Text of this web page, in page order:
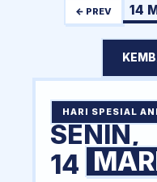
← PREV 14
HARI SPESIAL
SENIN,
14